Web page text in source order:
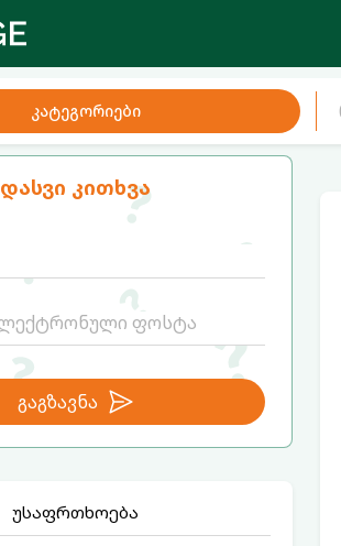
კატეგორიები
დასვი კითხვა
გაგზავნა
უსაფრთხოება